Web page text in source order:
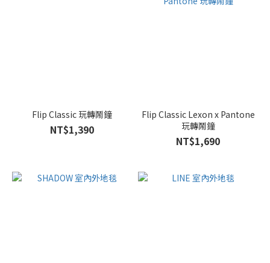
Flip Classic 玩轉鬧鐘
NT$1,390
Flip Classic Lexon x Pantone
玩轉鬧鐘
NT$1,690